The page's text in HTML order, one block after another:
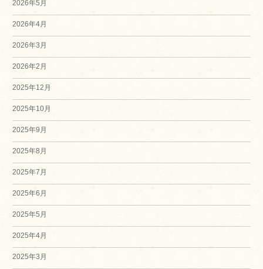
2026年5月
2026年4月
2026年3月
2026年2月
2025年12月
2025年10月
2025年9月
2025年8月
2025年7月
2025年6月
2025年5月
2025年4月
2025年3月